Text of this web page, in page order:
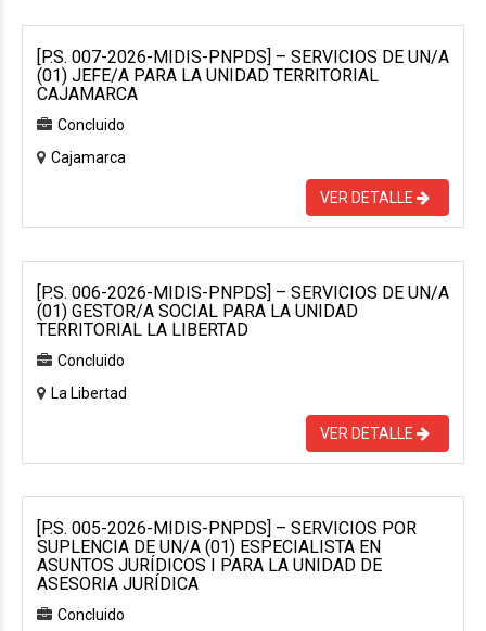
[P.S. 007-2026-MIDIS-PNPDS] – SERVICIOS DE UN/A
(01) JEFE/A PARA LA UNIDAD TERRITORIAL
CAJAMARCA
Concluido
Cajamarca
VER DETALLE
[P.S. 006-2026-MIDIS-PNPDS] – SERVICIOS DE UN/A
(01) GESTOR/A SOCIAL PARA LA UNIDAD
TERRITORIAL LA LIBERTAD
Concluido
La Libertad
VER DETALLE
[P.S. 005-2026-MIDIS-PNPDS] – SERVICIOS POR
SUPLENCIA DE UN/A (01) ESPECIALISTA EN
ASUNTOS JURÍDICOS I PARA LA UNIDAD DE
ASESORIA JURÍDICA
Concluido